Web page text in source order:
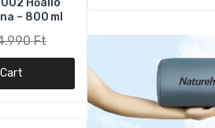
Hőálló
– 800 ml
Ft